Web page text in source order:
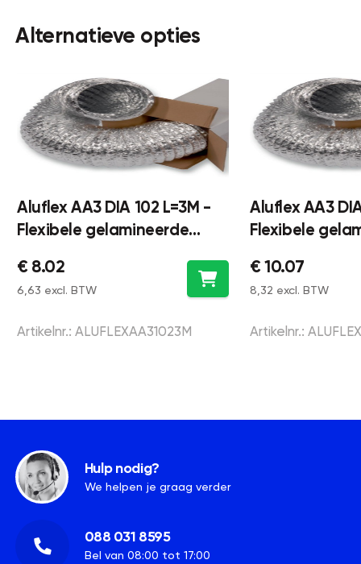
Alternatieve opties
Aluflex AA3 DIA 102 L=3M -
Flexibele gelamineerde
3 meter - aluminium
€ 8.02
6,63 excl. BTW
Artikelnr.: ALUFLEXAA31023M
Aluflex AA3
Flexibele
5 meter -
€ 10.07
8,32 excl. BTW
Artikelnr.:
Hulp nodig?
We helpen je graag verder
088 031 8595
Bel van 08:00 tot 17:00